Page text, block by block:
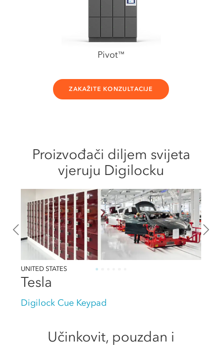
Pivot™
ZAKAŽITE KONZULTACIJE
Proizvođači diljem svijeta
vjeruju Digilocku
UNITED STATES
Tesla
Digilock Cue Keypad
Učinkovit, pouzdan i